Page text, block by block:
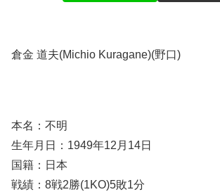
倉金 道夫(Michio Kuragane)(野口)
本名：不明
生年月日：1949年12月14日
国籍：日本
戦績：8戦2勝(1KO)5敗1分